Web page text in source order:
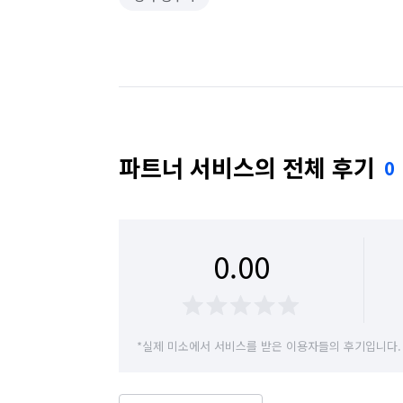
파트너 서비스의 전체 후기 0
0.00
*실제 미소에서 서비스를 받은 이용자들의 후기입니다.